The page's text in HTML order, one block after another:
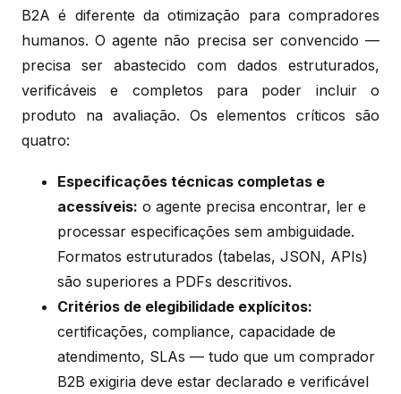
B2A é diferente da otimização para compradores
humanos. O agente não precisa ser convencido —
precisa ser abastecido com dados estruturados,
verificáveis e completos para poder incluir o
produto na avaliação. Os elementos críticos são
quatro:
Especificações técnicas completas e
acessíveis: o agente precisa encontrar, ler e
processar especificações sem ambiguidade.
Formatos estruturados (tabelas, JSON, APIs)
são superiores a PDFs descritivos.
Critérios de elegibilidade explícitos:
certificações, compliance, capacidade de
atendimento, SLAs — tudo que um comprador
B2B exigiria deve estar declarado e verificável